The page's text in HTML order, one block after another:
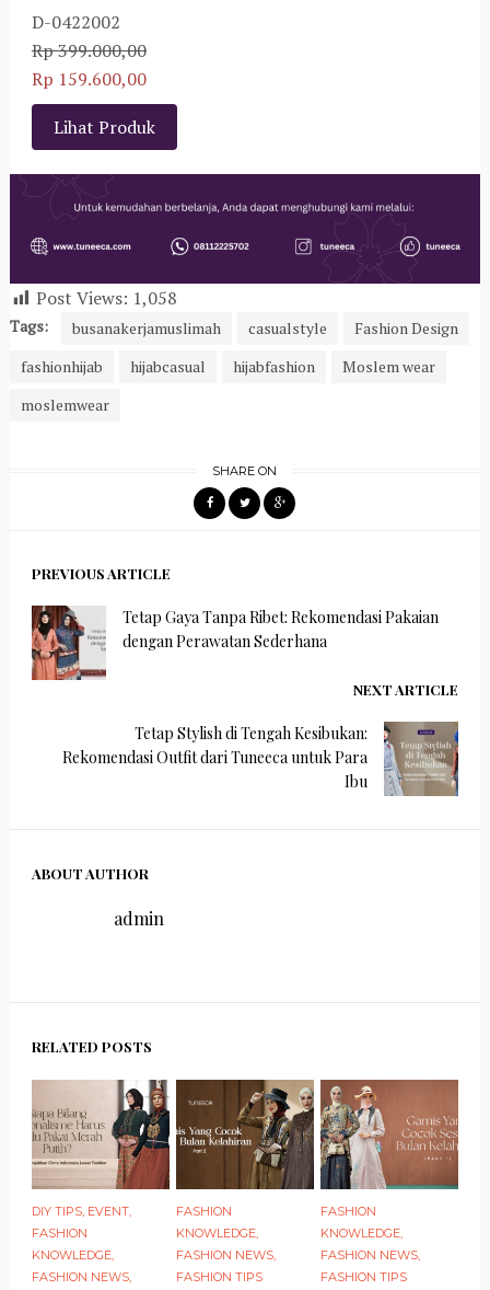
D-0422002
Rp 399.000,00
Rp 159.600,00
Lihat Produk
Post Views: 1,058
Tags: busanakerjamuslimah casualstyle
Fashion Design
fashionhijab
hijabcasual hijabfashion
Moslem wear
moslemwear
SHARE ON
PREVIOUS ARTICLE
Tetap Gaya Tanpa Ribet: Rekomendasi Pakaian
dengan Perawatan Sederhana
NEXT ARTICLE
Tetap Stylish di Tengah Kesibukan:
Rekomendasi Outfit dari Tuneeca untuk Para
Ibu
ABOUT AUTHOR
admin
RELATED POSTS
DIY TIPS, EVENT,
FASHION
KNOWLEDGE,
FASHION NEWS,
FASHION
KNOWLEDGE,
FASHION NEWS,
FASHION TIPS
FASHION
KNOWLEDGE,
FASHION NEWS,
FASHION TIPS